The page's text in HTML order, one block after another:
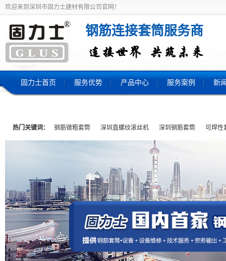
欢迎来到深圳市固力士建材有限公司官网！
钢筋连接套筒服务商
固力士首页 服务优势 产品中心 服务案例 新
热门关键词： 钢筋镦粗套筒 深圳直螺纹滚丝机 深圳钢筋套筒 可焊性